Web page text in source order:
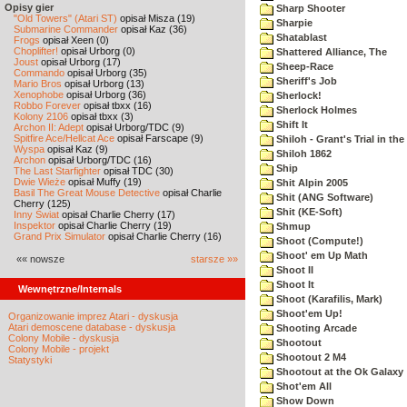
Opisy gier
"Old Towers" (Atari ST) opisał Misza (19)
Submarine Commander opisał Kaz (36)
Frogs opisał Xeen (0)
Choplifter! opisał Urborg (0)
Joust opisał Urborg (17)
Commando opisał Urborg (35)
Mario Bros opisał Urborg (13)
Xenophobe opisał Urborg (36)
Robbo Forever opisał tbxx (16)
Kolony 2106 opisał tbxx (3)
Archon II: Adept opisał Urborg/TDC (9)
Spitfire Ace/Hellcat Ace opisał Farscape (9)
Wyspa opisał Kaz (9)
Archon opisał Urborg/TDC (16)
The Last Starfighter opisał TDC (30)
Dwie Wieże opisał Muffy (19)
Basil The Great Mouse Detective opisał Charlie
Cherry (125)
Inny Świat opisał Charlie Cherry (17)
Inspektor opisał Charlie Cherry (19)
Grand Prix Simulator opisał Charlie Cherry (16)
«« nowsze starsze »»
Wewnętrzne/Internals
Organizowanie imprez Atari - dyskusja
Atari demoscene database - dyskusja
Colony Mobile - dyskusja
Colony Mobile - projekt
Statystyki
Sharp Shooter
Sharpie
Shatablast
Shattered Alliance, The
Sheep-Race
Sheriff's Job
Sherlock!
Sherlock Holmes
Shift It
Shiloh - Grant's Trial in the
Shiloh 1862
Ship
Shit Alpin 2005
Shit (ANG Software)
Shit (KE-Soft)
Shmup
Shoot (Compute!)
Shoot' em Up Math
Shoot II
Shoot It
Shoot (Karafilis, Mark)
Shoot'em Up!
Shooting Arcade
Shootout
Shootout 2 M4
Shootout at the Ok Galaxy
Shot'em All
Show Down